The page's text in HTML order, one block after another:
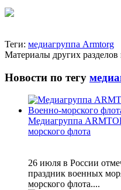
Теги: медиагруппа Armtorg
Материалы других разделов
Новости по тегу
Медиагруппа
морского флота
26 июля в России
праздник военных
морского флота....